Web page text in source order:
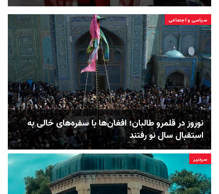
سیاسی و اجتماعی
نوروز در قلمرو طالبان؛ افغان‌ها با سفره‌های خالی به
استقبال سال نو رفتند
سردبیر